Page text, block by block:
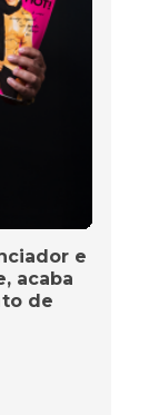
e
acaba
de